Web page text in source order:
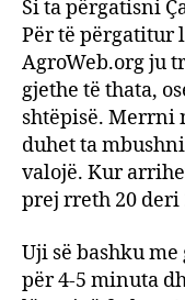
Si ta përgatisni
Për të përgatitur
AgroWeb.org ju
gjethe të thata,
shtëpisë. Merrni
duhet ta
valojë. Kur
prej rreth 20
Uji së bashku
për 4-5 minuta